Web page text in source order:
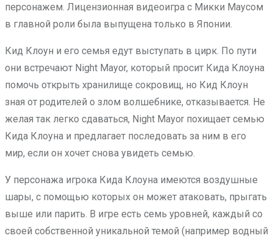
персонажем. Лицензионная видеоигра с Микки Маусом
в главной роли была выпущена только в Японии.
Кид Клоун и его семья едут выступать в цирк. По пути
они встречают Night Mayor, который просит Кида Клоуна
помочь открыть хранилище сокровищ, но Кид Клоун
зная от родителей о злом волшебнике, отказывается. Не
желая так легко сдаваться, Night Mayor похищает семью
Кида Клоуна и предлагает последовать за ним в его
мир, если он хочет снова увидеть семью.
У персонажа игрока Кида Клоуна имеются воздушные
шары, с помощью которых он может атаковать, прыгать
выше или парить. В игре есть семь уровней, каждый со
своей собственной уникальной темой (например водный